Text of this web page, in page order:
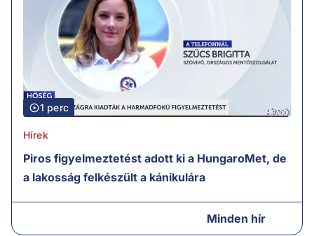
1 perc
Hírek
Piros figyelmeztetést adott ki a HungaroMet, de
a lakosság felkészült a kánikulára
Minden hír